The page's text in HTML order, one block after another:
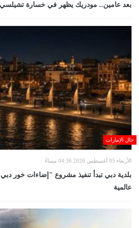
بعد عامين.. مودريك يظهر في خسارة تشيلسي
حال الإمارات
الأربعاء 05 أغسطس 2026 04:36 مساءً
بلدية دبي تبدأ تنفيذ مشروع "إضاءات خور
عالمية